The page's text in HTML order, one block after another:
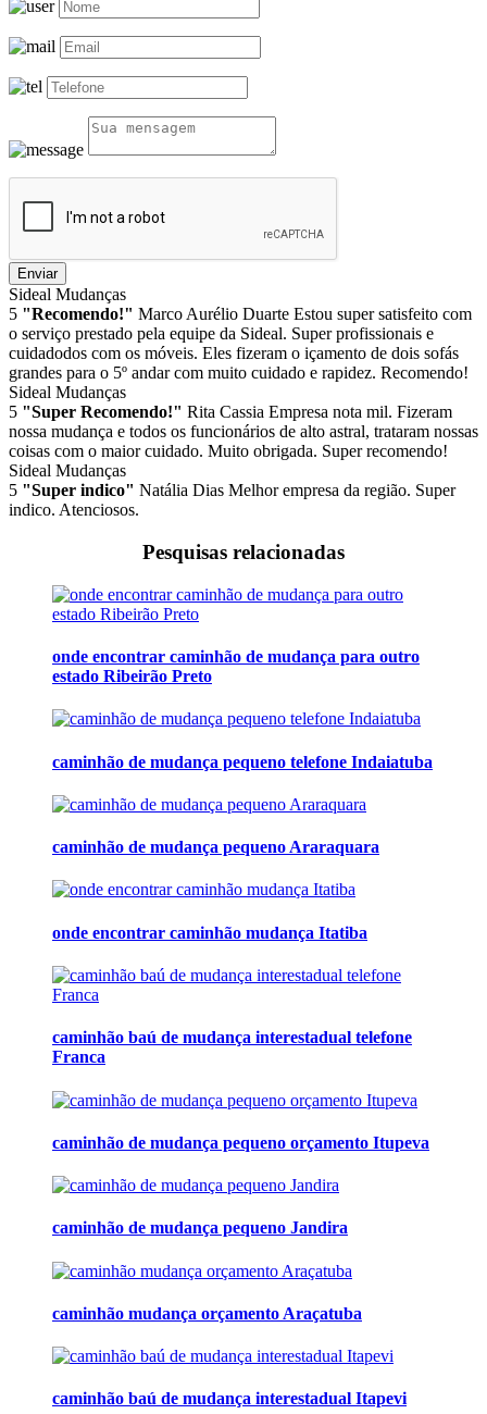
Enviar
Sideal Mudanças
5 "Recomendo!" Marco Aurélio Duarte Estou super satisfeito com
o serviço prestado pela equipe da Sideal. Super profissionais e
cuidadodos com os móveis. Eles fizeram o içamento de dois sofás
grandes para o 5º andar com muito cuidado e rapidez. Recomendo!
Sideal Mudanças
5 "Super Recomendo!" Rita Cassia Empresa nota mil. Fizeram
nossa mudança e todos os funcionários de alto astral, trataram nossas
coisas com o maior cuidado. Muito obrigada. Super recomendo!
Sideal Mudanças
5 "Super indico" Natália Dias Melhor empresa da região. Super
indico. Atenciosos.
Pesquisas relacionadas
onde encontrar caminhão de mudança para outro
estado Ribeirão Preto
caminhão de mudança pequeno telefone Indaiatuba
caminhão de mudança pequeno Araraquara
onde encontrar caminhão mudança Itatiba
caminhão baú de mudança interestadual telefone
Franca
caminhão de mudança pequeno orçamento Itupeva
caminhão de mudança pequeno Jandira
caminhão mudança orçamento Araçatuba
caminhão baú de mudança interestadual Itapevi